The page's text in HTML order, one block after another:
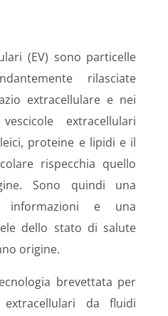
(EV) sono particelle
rilasciate
extracellulare e nei
extracellulari
proteine ​​e lipidi e il
rispecchia quello
Sono quindi una
e una
dello stato di salute
origine.
brevettata per
da fluidi